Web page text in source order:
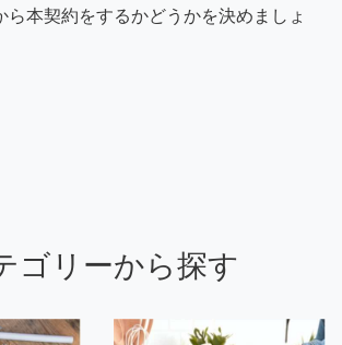
ら本契約をするかどうかを決めましょ
ゴリーから探す